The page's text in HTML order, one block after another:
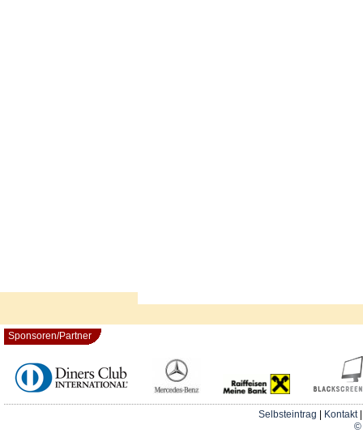
Sponsoren/Partner
Selbsteintrag Kontakt
©